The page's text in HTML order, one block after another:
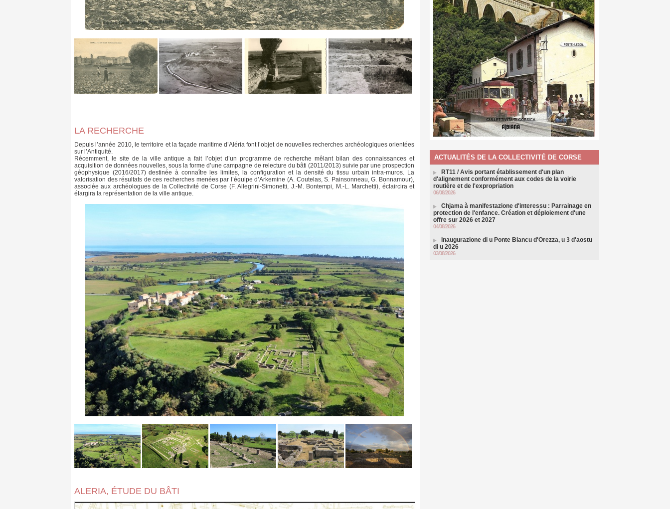
LA RECHERCHE
Depuis l’année 2010, le territoire et la façade maritime d’Aléria font l’objet de nouvelles recherches archéologiques orientées
sur l’Antiquité.
Récemment, le site de la ville antique a fait l’objet d’un programme de recherche mêlant bilan des connaissances et
acquisition de données nouvelles, sous la forme d’une campagne de relecture du bâti (2011/2013) suivie par une prospection
géophysique (2016/2017) destinée à connaître les limites, la configuration et la densité du tissu urbain intra-muros. La
valorisation des résultats de ces recherches menées par l’équipe d’Arkemine (A. Coutelas, S. Painsonneau, G. Bonnamour),
associée aux archéologues de la Collectivité de Corse (F. Allegrini-Simonetti, J.-M. Bontempi, M.-L. Marchetti), éclaircira et
élargira la représentation de la ville antique.
ALERIA, ÉTUDE DU BÂTI
ACTUALITÉS DE LA COLLECTIVITÉ DE CORSE
RT11 / Avis portant établissement d'un plan
d'alignement conformément aux codes de la voirie
routière et de l'expropriation
06/08/2026
Chjama à manifestazione d'interessu : Parrainage en
protection de l'enfance. Création et déploiement d'une
offre sur 2026 et 2027
04/08/2026
Inaugurazione di u Ponte Biancu d'Orezza, u 3 d'aostu
di u 2026
03/08/2026